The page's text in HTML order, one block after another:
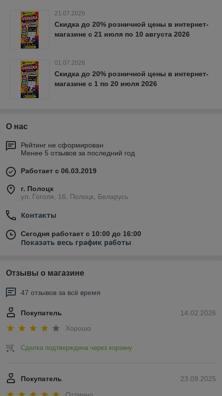
21.07.2026
Скидка до 20% розничной цены в интернет-
магазине с 21 июля по 10 августа 2026
01.07.2026
Скидка до 20% розничной цены в интернет-
магазине с 1 по 20 июля 2026
О нас
Рейтинг не сформирован
Менее 5 отзывов за последний год
Работает с 06.03.2019
г. Полоцк
ул. Гоголя, 16, Полоцк, Беларусь
Контакты
Сегодня работает с 10:00 до 16:00
Показать весь график работы
Отзывы о магазине
47 отзывов за всё время
14.02.2026
Покупатель
Хорошо
Сделка подтверждена через корзину
23.09.2025
Покупатель
Отлично